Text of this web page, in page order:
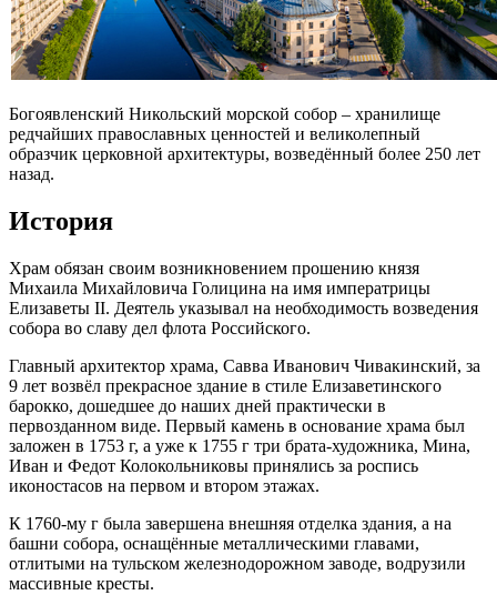
Богоявленский Никольский морской собор – хранилище
редчайших православных ценностей и великолепный
образчик церковной архитектуры, возведённый более 250 лет
назад.
История
Храм обязан своим возникновением прошению князя
Михаила Михайловича Голицина на имя императрицы
Елизаветы II. Деятель указывал на необходимость возведения
собора во славу дел флота Российского.
Главный архитектор храма, Савва Иванович Чивакинский, за
9 лет возвёл прекрасное здание в стиле Елизаветинского
барокко, дошедшее до наших дней практически в
первозданном виде. Первый камень в основание храма был
заложен в 1753 г, а уже к 1755 г три брата-художника, Мина,
Иван и Федот Колокольниковы принялись за роспись
иконостасов на первом и втором этажах.
К 1760-му г была завершена внешняя отделка здания, а на
башни собора, оснащённые металлическими главами,
отлитыми на тульском железнодорожном заводе, водрузили
массивные кресты.